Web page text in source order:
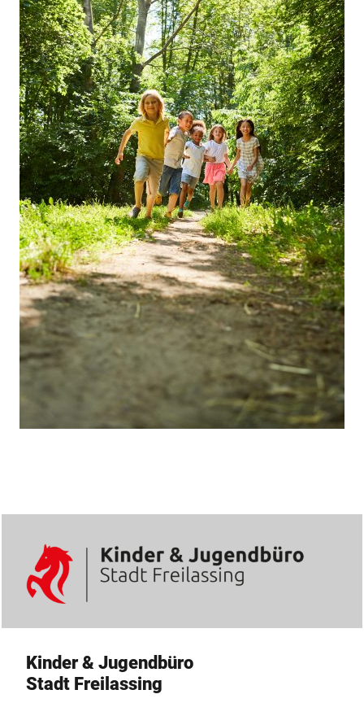
Kinder & Jugendbüro
Stadt Freilassing